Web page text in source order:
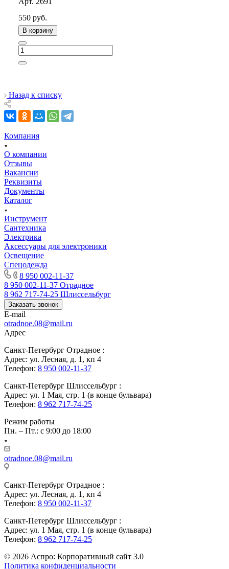
550 руб.
В корзину
Назад к списку
Компания
О компании
Отзывы
Вакансии
Реквизиты
Документы
Каталог
Инструмент
Сантехника
Электрика
Аксессуары для электроники
Освещение
Спецодежда
8 950 002-11-37
8 950 002-11-37 Отрадное
8 962 717-74-25 Шлиссельбург
Заказать звонок
E-mail
otradnoe.08@mail.ru
Адрес
Санкт-Петербург Отрадное :
Адрес: ул. Лесная, д. 1, кп 4
Телефон: 8 950 002-11-37
Санкт-Петербург Шлиссельбург :
Адрес: ул. 1 Мая, стр. 1 (в конце бульвара)
Телефон: 8 962 717-74-25
Режим работы
Пн. – Пт.: с 9:00 до 18:00
otradnoe.08@mail.ru
Санкт-Петербург Отрадное :
Адрес: ул. Лесная, д. 1, кп 4
Телефон: 8 950 002-11-37
Санкт-Петербург Шлиссельбург :
Адрес: ул. 1 Мая, стр. 1 (в конце бульвара)
Телефон: 8 962 717-74-25
© 2026 Аспро: Корпоративный сайт 3.0
Политика конфиденциальности